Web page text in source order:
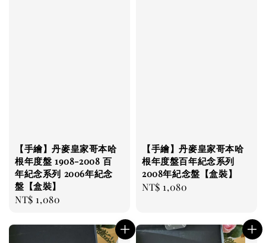
【手繪】丹麥皇家哥本哈
根年度盤 1908-2008 百
年紀念系列 2006年紀念
盤【盒裝】
Regular
NT$ 1,080
【手繪】丹麥皇家哥本哈
根年度盤百年紀念系列
2008年紀念盤【盒裝】
Regular
NT$ 1,080